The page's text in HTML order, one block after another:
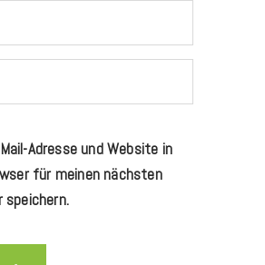
Adresse und Website in
für meinen nächsten
speichern.